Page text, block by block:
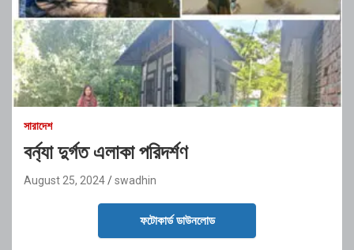
সারাদেশ
বর্ন্যা দুর্গত এলাকা পরিদর্শণ
August 25, 2024 swadhin
ফটোকার্ড ডাউনলোড